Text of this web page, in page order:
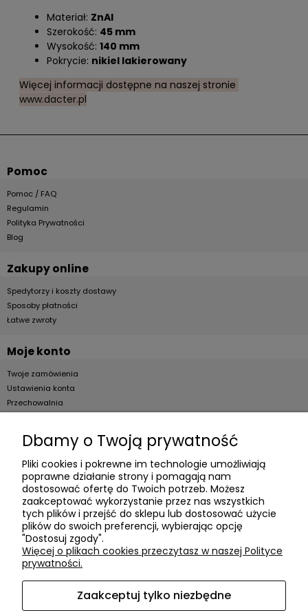
Materiał: ZnAl
Szerokość: 45 mm
Wysokość: 140 mm
Pokrycie: nikiel lakierowany
Więcej informacji dostępne na naszej stronie
www.dacter.pl
Pomoc
Pomoc / FAQ
Regulamin
Polityka Prywatności
Blog
Zakupy online
Spedytorzy i koszty dostawy
Sposoby płatności
Łatwe zwroty
Moje konto
Twoje zamówienia
Ustawienia konta
Przechowalnia
Dla firm
O firmie
Informacje o firmie
Kontakt
dacter.pl
Akcesoria meblowe DAC TER | ul. Przepiórki 56, 02-410
Warszawa, woj. mazowieckie | E-mail:sklep@dacter.plTel.:
Dbamy o Twoją prywatność
Pliki cookies i pokrewne im technologie umożliwiają
poprawne działanie strony i pomagają nam
dostosować ofertę do Twoich potrzeb. Możesz
zaakceptować wykorzystanie przez nas wszystkich
tych plików i przejść do sklepu lub dostosować użycie
plików do swoich preferencji, wybierając opcję
"Dostosuj zgody".
Więcej o plikach cookies przeczytasz w naszej Polityce
prywatności.
Zaakceptuj tylko niezbędne